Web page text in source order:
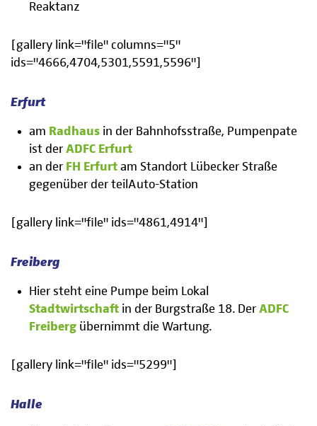
Reaktanz
[gallery link="file" columns="5"
ids="4666,4704,5301,5591,5596"]
Erfurt
am Radhaus in der Bahnhofsstraße, Pumpenpate
ist derADFC Erfurt
an der FH Erfurt am Standort Lübecker Straße
gegenüber der teilAuto-Station
[gallery link="file" ids="4861,4914"]
Freiberg
Hier steht eine Pumpe beim Lokal
Stadtwirtschaft in der Burgstraße 18. DerADFC
Freiberg übernimmt die Wartung.
[gallery link="file" ids="5299"]
Halle